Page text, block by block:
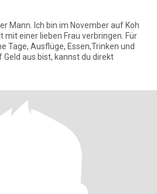
Mann. Ich bin im November auf Koh
mit einer lieben Frau verbringen. Für
Tage, Ausflüge, Essen,Trinken und
Geld aus bist, kannst du direkt